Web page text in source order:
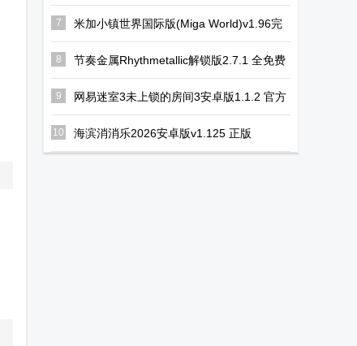
7
米加小镇世界国际版(Miga World)v1.96完
整无广告版
8
节奏金属Rhythmetallic解锁版2.7.1 全免费
版
9
网易迷室3未上锁的房间3安卓版1.1.2 官方
手机版
10 海滨消消乐2026安卓版v1.125 正版